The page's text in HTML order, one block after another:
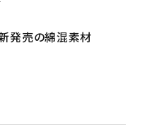
新発売の綿混素材